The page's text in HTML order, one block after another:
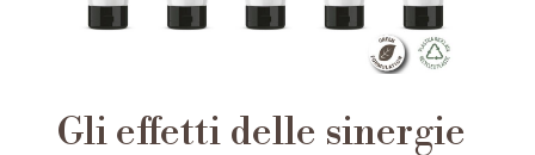
Gli effetti delle sinergie